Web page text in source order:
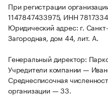
При регистрации
1147847433975, ИНН
Юридический адрес: г.
Загородная, дом 44, лит. А.
Генеральный директор:
Учредители компании —
Среднесписочная
организации — 33.